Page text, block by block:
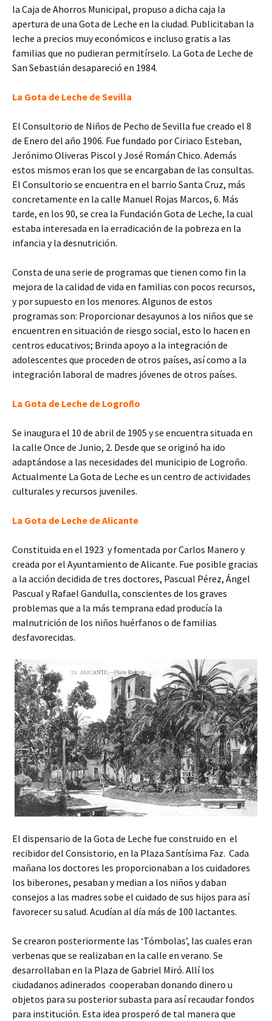
la Caja de Ahorros Municipal, propuso a dicha caja la
apertura de una Gota de Leche en la ciudad. Publicitaban la
leche a precios muy económicos e incluso gratis a las
familias que no pudieran permitírselo. La Gota de Leche de
San Sebastián desapareció en 1984.
La Gota de Leche de Sevilla
El Consultorio de Niños de Pecho de Sevilla fue creado el 8
de Enero del año 1906. Fue fundado por Ciriaco Esteban,
Jerónimo Oliveras Piscol y José Román Chico. Además
estos mismos eran los que se encargaban de las consultas.
El Consultorio se encuentra en el barrio Santa Cruz, más
concretamente en la calle Manuel Rojas Marcos, 6. Más
tarde, en los 90, se crea la Fundación Gota de Leche, la cual
estaba interesada en la erradicación de la pobreza en la
infancia y la desnutrición.
Consta de una serie de programas que tienen como fin la
mejora de la calidad de vida en familias con pocos recursos,
y por supuesto en los menores. Algunos de estos
programas son: Proporcionar desayunos a los niños que se
encuentren en situación de riesgo social, esto lo hacen en
centros educativos; Brinda apoyo a la integración de
adolescentes que proceden de otros países, así como a la
integración laboral de madres jóvenes de otros países.
La Gota de Leche de Logroño
Se inaugura el 10 de abril de 1905 y se encuentra situada en
la calle Once de Junio, 2. Desde que se originó ha ido
adaptándose a las necesidades del municipio de Logroño.
Actualmente La Gota de Leche es un centro de actividades
culturales y recursos juveniles.
La Gota de Leche de Alicante
Constituida en el 1923 y fomentada por Carlos Manero y
creada por el Ayuntamiento de Alicante. Fue posible gracias
a la acción decidida de tres doctores, Pascual Pérez, Ángel
Pascual y Rafael Gandulla, conscientes de los graves
problemas que a la más temprana edad producía la
malnutrición de los niños huérfanos o de familias
desfavorecidas.
El dispensario de la Gota de Leche fue construido en el
recibidor del Consistorio, en la Plaza Santísima Faz. Cada
mañana los doctores les proporcionaban a los cuidadores
los biberones, pesaban y median a los niños y daban
consejos a las madres sobe el cuidado de sus hijos para así
favorecer su salud. Acudían al día más de 100 lactantes.
Se crearon posteriormente las ‘Tómbolas’, las cuales eran
verbenas que se realizaban en la calle en verano. Se
desarrollaban en la Plaza de Gabriel Miró. Allí los
ciudadanos adinerados cooperaban donando dinero u
objetos para su posterior subasta para así recaudar fondos
para institución. Esta idea prosperó de tal manera que